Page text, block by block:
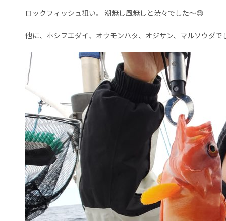
ロックフィッシュ狙い。 潮無し風無しと渋々でした～😓
他に、ホシフエダイ、オウモンハタ、オジサン、マルソウダで